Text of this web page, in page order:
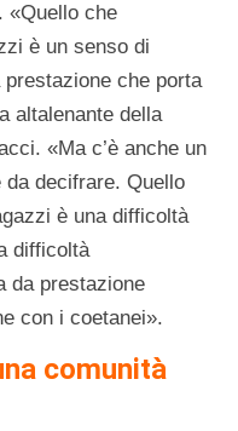
«Quello che
è un senso di
che porta
altalenante della
«Ma c’è anche un
decifrare. Quello
è una difficoltà
difficoltà
da prestazione
con i coetanei».
comunità